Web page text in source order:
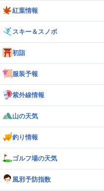
紅葉情報
スキー＆スノボ
初詣
服装予報
紫外線情報
山の天気
釣り情報
ゴルフ場の天気
風邪予防指数